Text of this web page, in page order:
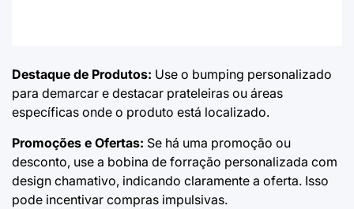
Destaque de Produtos: Use o bumping personalizado
para demarcar e destacar prateleiras ou áreas
específicas onde o produto está localizado.
Promoções e Ofertas: Se há uma promoção ou
desconto, use a bobina de forração personalizada com
design chamativo, indicando claramente a oferta. Isso
pode incentivar compras impulsivas.